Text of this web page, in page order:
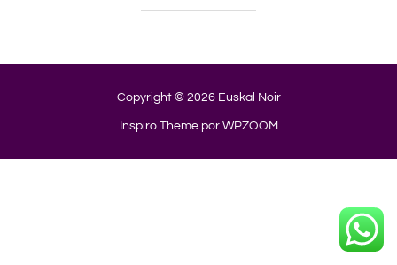
Copyright © 2026 Euskal Noir
Inspiro Themepor WPZOOM